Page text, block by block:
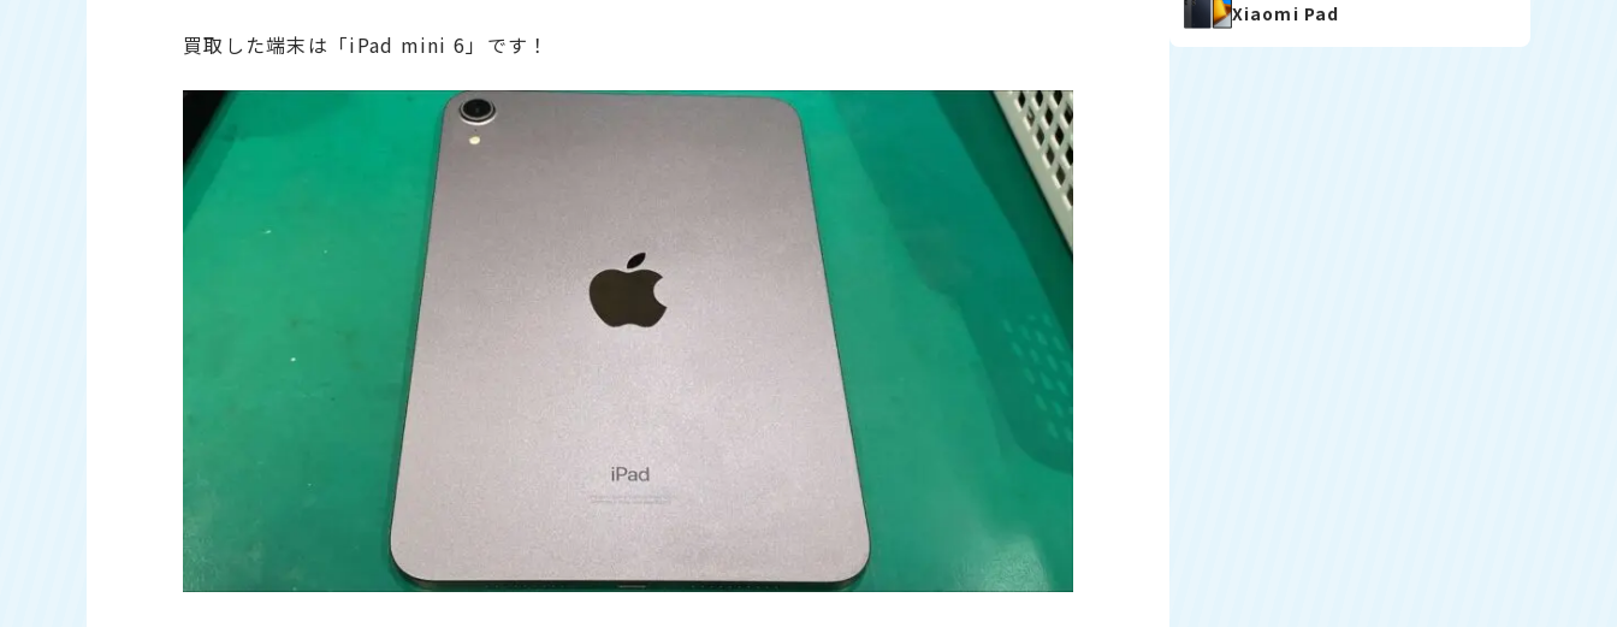
買取した端末は「iPad mini 6」です！
Xiaomi Pad